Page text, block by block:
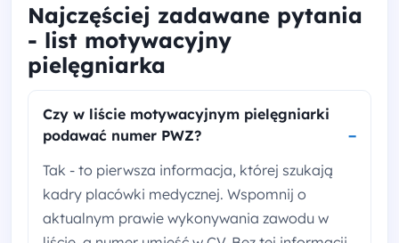
Najczęściej zadawane pytania
- list motywacyjny
pielęgniarka
Czy w liście motywacyjnym pielęgniarki
podawać numer PWZ?
Tak - to pierwsza informacja, której szukają
kadry placówki medycznej. Wspomnij o
aktualnym prawie wykonywania zawodu w